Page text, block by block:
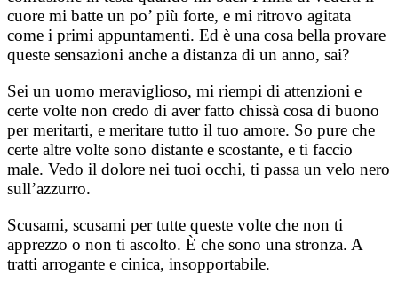
cuore mi batte un po’ più forte, e mi ritrovo agitata
come i primi appuntamenti. Ed è una cosa bella provare
queste sensazioni anche a distanza di un anno, sai?
Sei un uomo meraviglioso, mi riempi di attenzioni e
certe volte non credo di aver fatto chissà cosa di buono
per meritarti, e meritare tutto il tuo amore. So pure che
certe altre volte sono distante e scostante, e ti faccio
male. Vedo il dolore nei tuoi occhi, ti passa un velo nero
sull’azzurro.
Scusami, scusami per tutte queste volte che non ti
apprezzo o non ti ascolto. È che sono una stronza. A
tratti arrogante e cinica, insopportabile.